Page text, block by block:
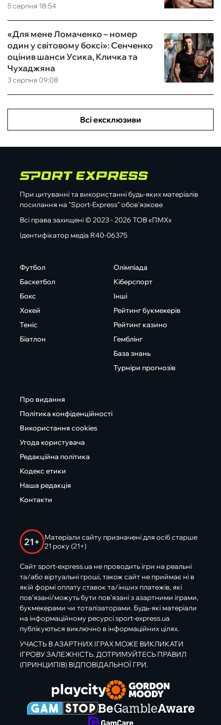
5 серпня 18:54
3 серпня 09:08
«Для мене Ломаченко – номер
один у світовому боксі»: Сенченко
оцінив шанси Усика, Кличка та
Чухаджяна
Всі ексклюзиви
При цитуванні та використанні будь-яких матеріалів
посилання на "Sport-Express" обов'язкове
Всі права захищені © 2023 - 2026 ТОВ «ПМХ»
Ідентифікатор медіа R40-06375
Футбол
Баскетбол
Бокс
Хокей
Теніс
Біатлон
Олімпіада
Кіберспорт
Інші
Рейтинг букмекерів
Рейтинг казино
Гемблінг
База знань
Турніри прогнозів
Про видання
Політика конфіденційності
Використання cookies
Угода користувача
Редакційна політика
Кодекс етики
Наша редакція
Контакти
21+
Матеріали сайту призначені для осіб старше
21 року (21+)
Сайт sport-express.ua не проводить ігри на реальні
та/або віртуальні гроші, також сайт не приймає ні в
якій формі оплату ставок та/інших платежів, які
пов’язані/можуть бути пов’язані з азартними іграми,
букмекерами чи тоталізаторами. Будь-які матеріали
на інформаційному ресурсі sport-express.ua
публікуються виключно в інформаційних цілях.
УЧАСТЬ В АЗАРТНИХ ІГРАХ МОЖЕ ВИКЛИКАТИ
ІГРОВУ ЗАЛЕЖНІСТЬ. ДОТРИМУЙТЕСЬ ПРАВИЛ
(ПРИНЦИПІВ) ВІДПОВІДАЛЬНОЇ ГРИ.